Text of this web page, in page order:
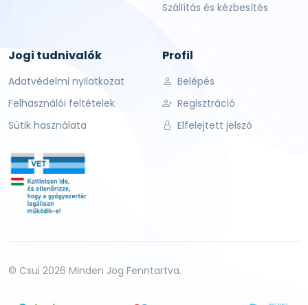
Szállítás és kézbesítés
Jogi tudnivalók
Adatvédelmi nyilatkozat
Felhasználói feltételek.
Sütik használata
Profil
Belépés
Regisztráció
Elfelejtett jelszó
© Csui 2026 Minden Jog Fenntartva.